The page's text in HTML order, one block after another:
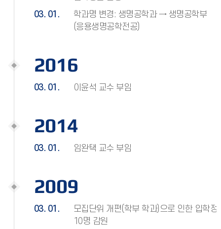
03. 01.
학과명 변경: 생명공학과 → 생명공학부
(응용생명공학전공)
2016
03. 01. 이윤석 교수 부임
2014
03. 01. 임완택 교수 부임
2009
03. 01.
모집단위 개편(학부 학과)으로 인한 입학정
10명 감원